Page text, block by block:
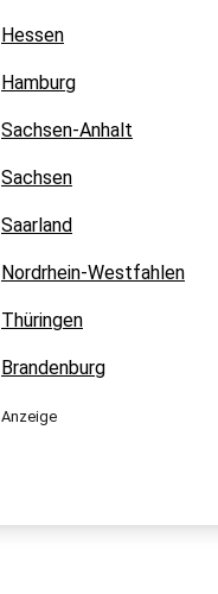
Hessen
Hamburg
Sachsen-Anhalt
Sachsen
Saarland
Nordrhein-Westfahlen
Thüringen
Brandenburg
Anzeige